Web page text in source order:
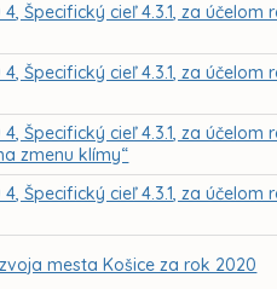
Špecifický cieľ 4.3.1, za
Špecifický cieľ 4.3.1, za
Špecifický cieľ 4.3.1, za
zmenu klímy“
Špecifický cieľ 4.3.1, za
mesta Košice za rok 2020